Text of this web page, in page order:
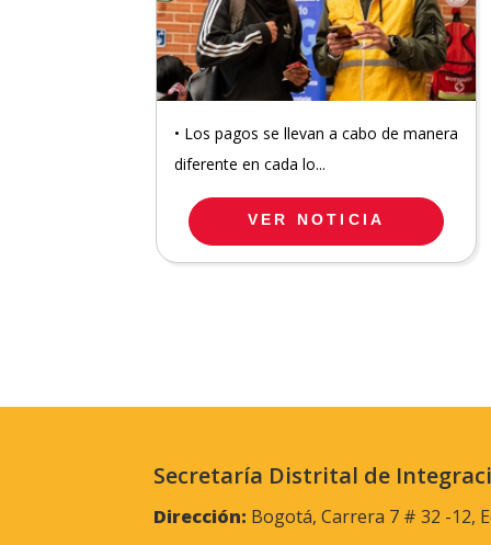
• Los pagos se llevan a cabo de manera
diferente en cada lo...
VER NOTICIA
Secretaría Distrital de
Dirección: Bogotá, Carrera 7 # 32 -12,